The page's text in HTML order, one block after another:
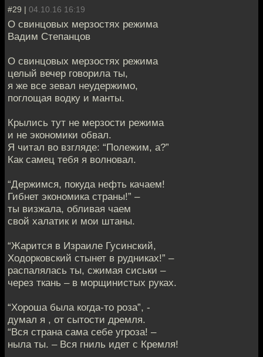
#29 | 04.10.16 16:19
О свинцовых мерзостях режима
Вадим Степанцов
О свинцовых мерзостях режима
целый вечер говорила ты,
я же все зевал неудержимо,
поглощая водку и манты.
Крылись тут не мерзости режима
и не экономики обвал.
Я читал во взгляде: “Полежим, а?”
Как самец тебя я волновал.
“Держимся, покуда нефть качаем!
Гибнет экономика страны!” –
ты визжала, обливая чаем
свой халатик и мои штаны.
“Жарится в Израиле Гусинский,
Ходорковский стынет в рудниках!” –
распалялась ты, сжимая сиськи –
через ткань – в морщинистых руках.
“Хороша была когда-то роза”, -
думал я , от сытости дремля.
“Вся страна сама себе угроза! –
ныла ты. – Вся гниль идет с Кремля!